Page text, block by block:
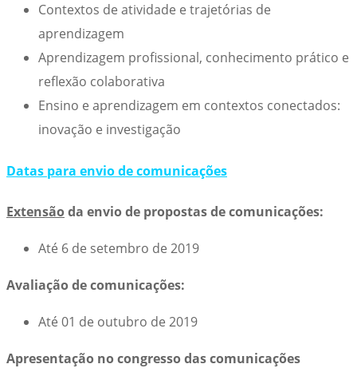
Contextos de atividade e trajetórias de
aprendizagem
Aprendizagem profissional, conhecimento prático e
reflexão colaborativa
Ensino e aprendizagem em contextos conectados:
inovação e investigação
Datas para envio de comunicações
Extensãoda envio de propostas de comunicações:
Até 6 de setembro de 2019
Avaliação de comunicações:
Até 01 de outubro de 2019
Apresentação no congresso das comunicações